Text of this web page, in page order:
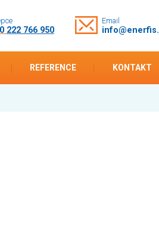
222 766 950
Email
info@enerfis.
REFERENCE KONTAKT